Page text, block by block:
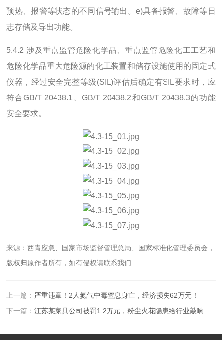
预热、报警等状态的不同信号输出。e)具备报警、故障等日
志存储及导出功能。
5.4.2 涉及重点监管危险化学品、重点监管危险化工工艺和
危险化学品重大危险源的化工装置和储存设施使用的固定式
仪器，经过安全完整等级(SIL)评估后确定有SIL要求时，应
符合GB/T 20438.1、GB/T 20438.2和GB/T 20438.3的功能
安全要求。
来源：西青应急、国家市场监督管理总局、国家标准化管理委员会，
版权归原作者所有，如有侵权请联系我们
上一篇： 严重违章！2人氮气中毒窒息身亡，经济损失62万元！
下一篇：江苏某家具公司被罚1.2万元，粉尘火花隐患给行业敲响安全警钟！